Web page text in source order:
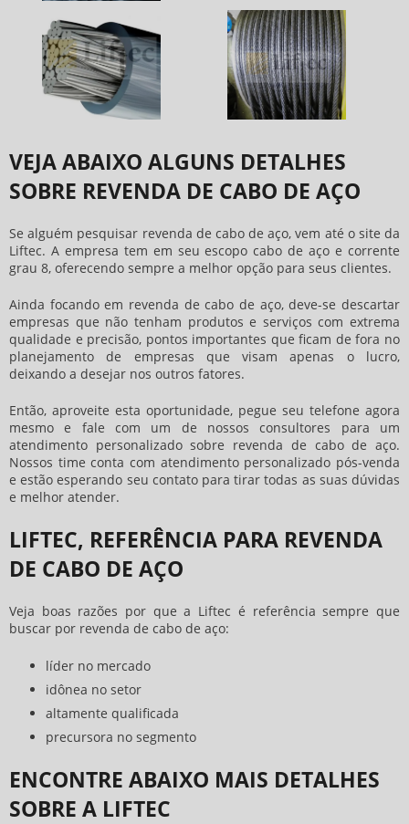
VEJA ABAIXO ALGUNS DETALHES
SOBRE REVENDA DE CABO DE AÇO
Se alguém pesquisar revenda de cabo de aço, vem até o site da
Liftec. A empresa tem em seu escopo cabo de aço e corrente
grau 8, oferecendo sempre a melhor opção para seus clientes.
Ainda focando em revenda de cabo de aço, deve-se descartar
empresas que não tenham produtos e serviços com extrema
qualidade e precisão, pontos importantes que ficam de fora no
planejamento de empresas que visam apenas o lucro,
deixando a desejar nos outros fatores.
Então, aproveite esta oportunidade, pegue seu telefone agora
mesmo e fale com um de nossos consultores para um
atendimento personalizado sobre revenda de cabo de aço.
Nossos time conta com atendimento personalizado pós-venda
e estão esperando seu contato para tirar todas as suas dúvidas
e melhor atender.
LIFTEC, REFERÊNCIA PARA REVENDA
DE CABO DE AÇO
Veja boas razões por que a Liftec é referência sempre que
buscar por revenda de cabo de aço:
líder no mercado
idônea no setor
altamente qualificada
precursora no segmento
ENCONTRE ABAIXO MAIS DETALHES
SOBRE A LIFTEC